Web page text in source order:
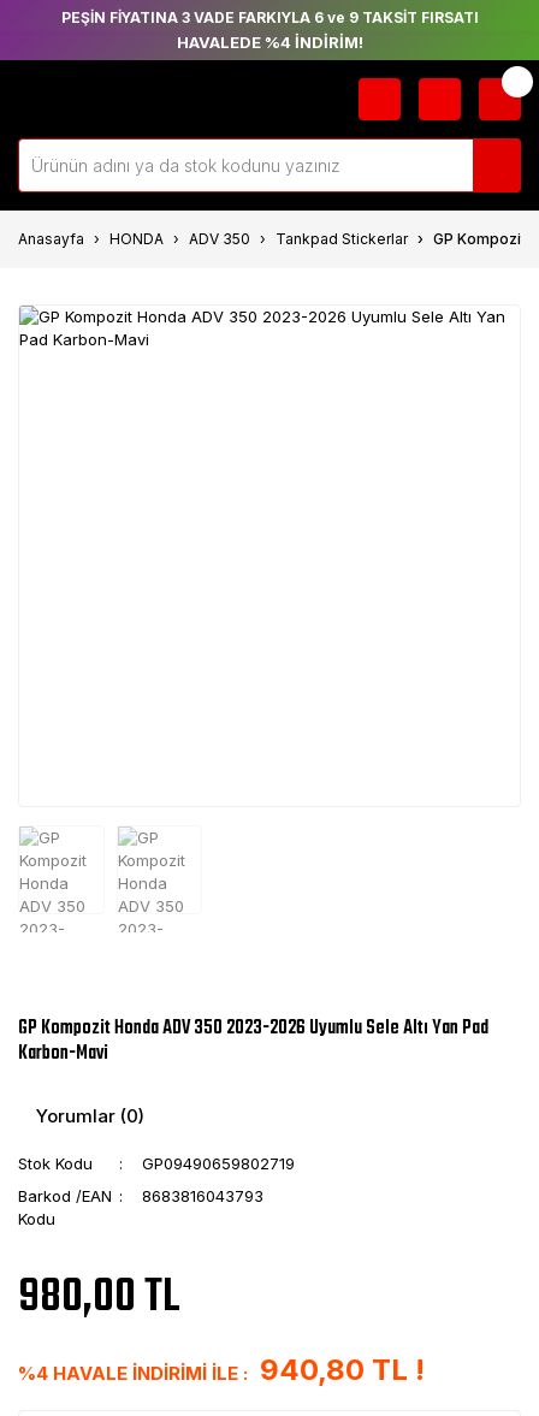
PEŞİN FİYATINA 3 VADE FARKIYLA 6 ve 9 TAKSİT FIRSATI
HAVALEDE %4 İNDİRİM!
Anasayfa HONDA ADV 350 Tankpad Stickerlar GP Kompozit
GP Kompozit Honda ADV 350 2023-2026 Uyumlu Sele Altı Yan Pad
Karbon-Mavi
Yorumlar (0)
Stok Kodu
GP09490659802719
Barkod /EAN
Kodu
8683816043793
980,00 TL
%4 HAVALE İNDİRİMİ İLE : 940,80 TL !